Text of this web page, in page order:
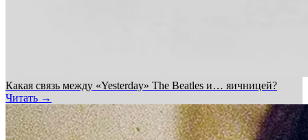
Какая связь между «Yesterday» The Beatles и… яичницей?
Читать →